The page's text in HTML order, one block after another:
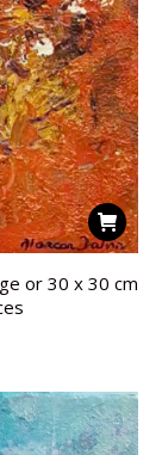
or 30 x 30 cm